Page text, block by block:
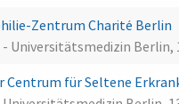
Zentrum Charité Berlin
Universitätsmedizin Berlin,
Centrum für Seltene